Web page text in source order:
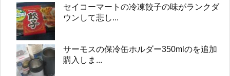
セイコーマートの冷凍餃子の味がランクダ
ウンして悲し...
サーモスの保冷缶ホルダー350mlのを追加
購入しま...